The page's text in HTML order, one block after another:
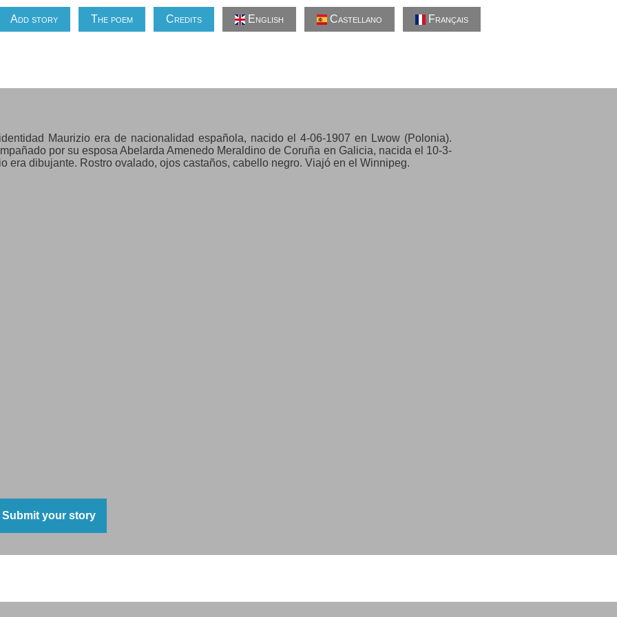
Add story The poem Credits English Castellano Français
Maurizio era de nacionalidad española, nacido el 4-06-1907 en Lwow (Polonia).
por su esposa Abelarda Amenedo Meraldino de Coruña en Galicia, nacida el 10-3-
era dibujante. Rostro ovalado, ojos castaños, cabello negro. Viajó en el Winnipeg.
Submit your story